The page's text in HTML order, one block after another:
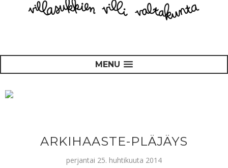
MENU
ARKIHAASTE-PLÄJÄYS
perjantai 25. huhtikuuta 2014